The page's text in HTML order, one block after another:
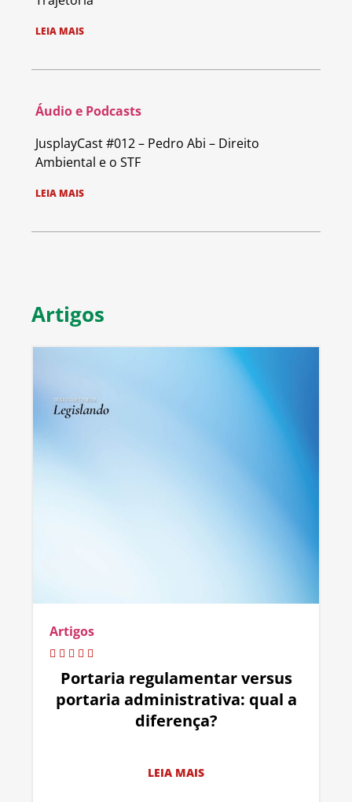
LEIA MAIS
Áudio e Podcasts
JusplayCast #012 – Pedro Abi – Direito
Ambiental e o STF
LEIA MAIS
Artigos
Artigos
Portaria regulamentar versus
portaria administrativa: qual a
diferença?
LEIA MAIS